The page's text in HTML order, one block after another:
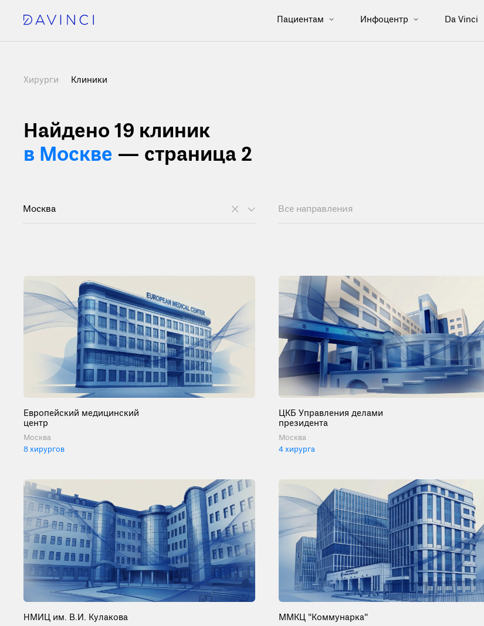
Пациентам Инфоцентр Da Vinci
Хирурги Клиники
Найдено 19 клиник
в Москве — страница 2
Москва Все направления
Европейский медицинский
центр
Москва
8 хирургов
ЦКБ Управления делами
президента
Москва
4 хирурга
НМИЦ им. В.И. Кулакова ММКЦ "Коммунарка"